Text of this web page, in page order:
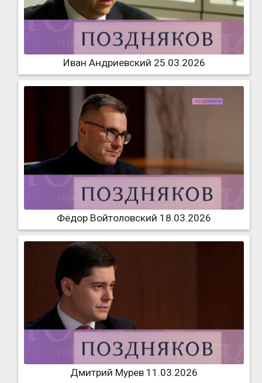
Иван Андриевский 25.03.2026
Фёдор Войтоловский 18.03.2026
Дмитрий Мурев 11.03.2026